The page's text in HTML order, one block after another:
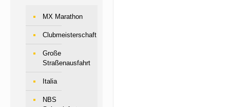
MX Marathon
Clubmeisterschaft
Große
Straßenausfahrt
Italia
NBS